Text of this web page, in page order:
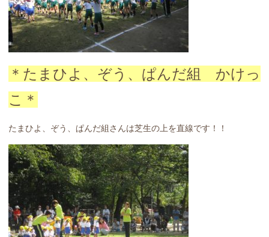
＊たまひよ、ぞう、ぱんだ組 かけっ
こ＊
たまひよ、ぞう、ぱんだ組さんは芝生の上を直線です！！